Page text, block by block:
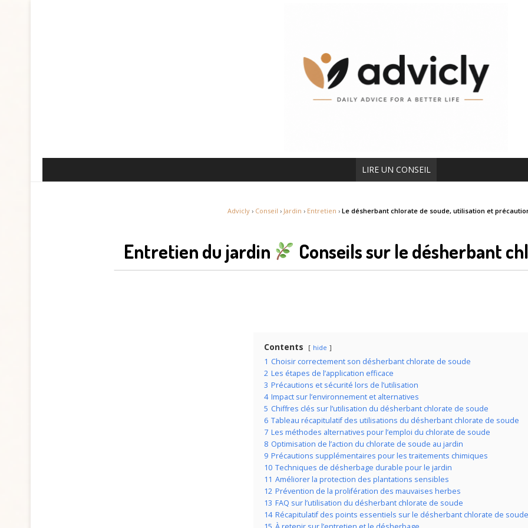
LIRE UN CONSEIL
Advicly › Conseil › Jardin › Entretien › Le désherbant chlorate de soude, utilisation et
Entretien du jardin Conseils sur le désherbant
Contents hide
1 Choisir correctement son désherbant chlorate de soude
2 Les étapes de l’application efficace
3 Précautions et sécurité lors de l’utilisation
4 Impact sur l’environnement et alternatives
5 Chiffres clés sur l’utilisation du désherbant chlorate de soude
6 Tableau récapitulatif des utilisations du désherbant chlorate de soude
7 Les méthodes alternatives pour l’emploi du chlorate de soude
8 Optimisation de l’action du chlorate de soude au jardin
9 Précautions supplémentaires pour les traitements chimiques
10 Techniques de désherbage durable pour le jardin
11 Améliorer la protection des plantations sensibles
12 Prévention de la prolifération des mauvaises herbes
13 FAQ sur l’utilisation du désherbant chlorate de soude
14 Récapitulatif des points essentiels sur le désherbant chlorate de soude